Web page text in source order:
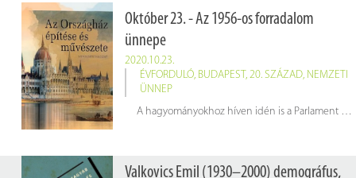
Október 23. - Az 1956-os forradalom
ünnepe
2020.10.23.
ÉVFORDULÓ, BUDAPEST, 20. SZÁZAD, NEMZETI
ÜNNEP
A hagyományokhoz híven idén is a Parlament előtt kerül sor az 1956-os forradalom és szabadságharc alkalmából az ünnepélyes zászlófelvonásra katonai tiszteletadással.
Valkovics Emil (1930–2000) demográfus,